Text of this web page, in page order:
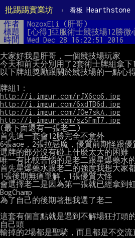
批踢踢實業坊 › 看板 Hearthstone
作者 NozoxEli (肝哥)
標題
[心得]亞服術士競技場12勝微
時間
Wed Dec 28 16:22:51 2016
大家好我是肝哥，一個競技場玩家
今天和前天分別用了2套術士牌組拿下
以下牌組獎勵跟關於競技場的一點心
http://i.imgur.com/rJX6co6.jpg
http://i.imgur.com/6xdTB6d.jpg
http://i.imgur.com/JOe7skA.jpg
http://i.imgur.com/szSFmT7.jpg
(最下面還有一張老二)
首先這一套會12勝完全不意外
6張aoe，2張拉惡魔，優質前期怪跟優
選牌的部分沒有碰上什麼太大的困難
唯一有比較苦惱的是老二跟星爆藥水
首先星爆藥水跟老二的強度我想大家
1張後期無痛單解，1張優質大怪
會選擇老二是因為第一張就已經拿到
BogChamp
為了自己的後期著想我選了老二
這套有個盲點就是遇到不解場狂打頭
自己頭
輸掉的2場都是聖騎，而且都是不交流